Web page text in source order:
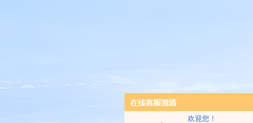
欢迎您！